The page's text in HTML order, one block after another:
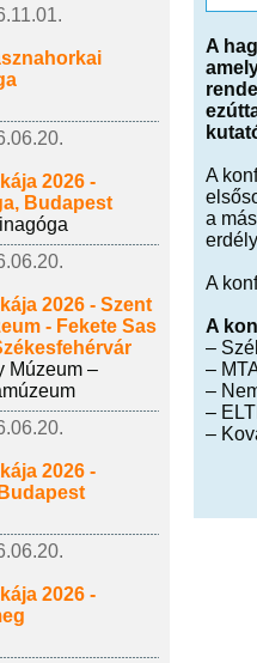
2026 -
Budapest
2026 - Szent
- Fekete Sas
Múzeum –
2026 -
2026 -
A
A
a
A
A
–
–
–
–
–